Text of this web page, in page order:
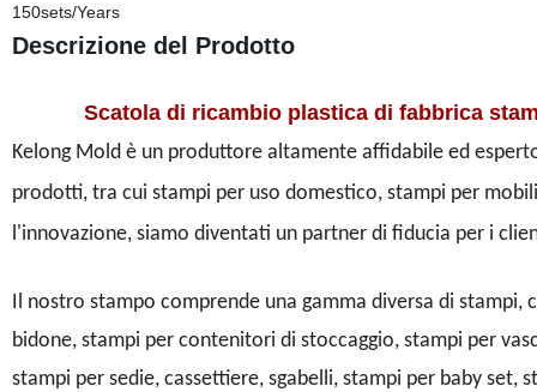
150sets/Years
Descrizione del Prodotto
Scatola di ricambio plastica di fabbrica
Kelong Mold è un produttore altamente affidabile ed
prodotti, tra cui stampi per uso domestico, stampi per
l'innovazione, siamo diventati un partner di fiducia per i
Il nostro stampo comprende una gamma diversa di
bidone, stampi per contenitori di stoccaggio, stampi per
stampi per sedie, cassettiere, sgabelli, stampi per baby